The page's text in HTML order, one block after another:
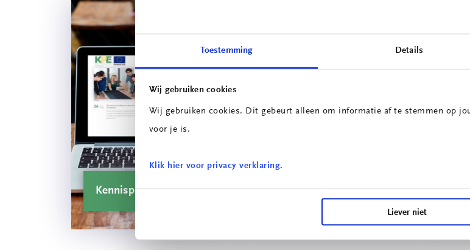
Toestemming Details
Wij gebruiken cookies
Wij gebruiken cookies. Dit gebeurt alleen om informatie af te stemmen op
voor je is.
Klik hier voor privacy verklaring.
Liever niet
Kennisplatform